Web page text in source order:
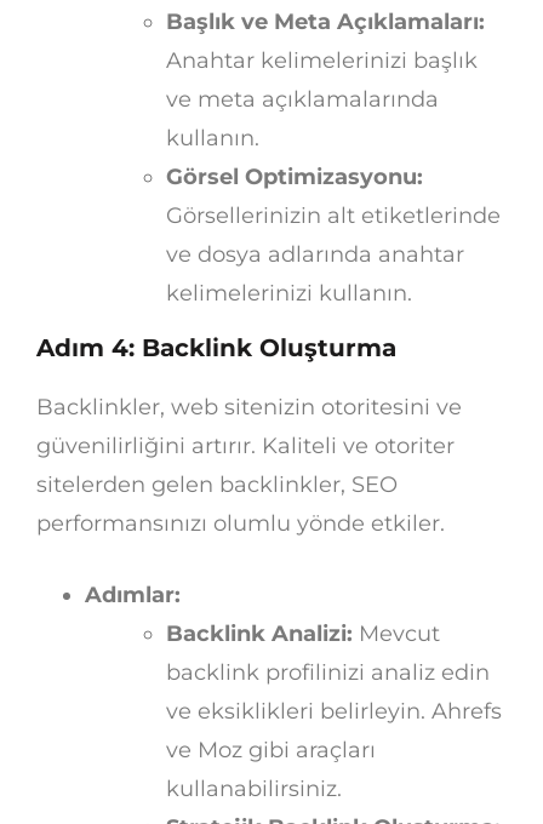
Başlık ve Meta Açıklamaları:
Anahtar kelimelerinizi başlık
ve meta açıklamalarında
kullanın.
Görsel Optimizasyonu:
Görsellerinizin alt etiketlerinde
ve dosya adlarında anahtar
kelimelerinizi kullanın.
Adım 4: Backlink Oluşturma
Backlinkler, web sitenizin otoritesini ve
güvenilirliğini artırır. Kaliteli ve otoriter
sitelerden gelen backlinkler, SEO
performansınızı olumlu yönde etkiler.
Adımlar:
Backlink Analizi: Mevcut
backlink profilinizi analiz edin
ve eksiklikleri belirleyin. Ahrefs
ve Moz gibi araçları
kullanabilirsiniz.